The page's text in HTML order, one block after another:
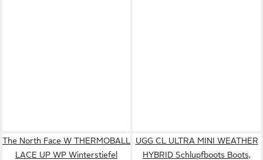
The North Face W THERMOBALL
LACE UP WP Winterstiefel
UGG CL ULTRA MINI WEATHER
HYBRID Schlupfboots Boots,